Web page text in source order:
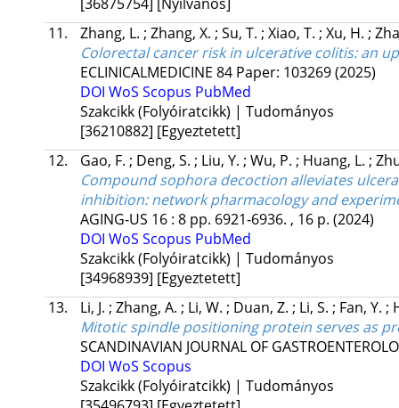
[36875754] [Nyilvános]
11.
Zhang, L. ; Zhang, X. ; Su, T. ; Xiao, T. ; Xu, H. ;
Colorectal cancer risk in ulcerative colitis: an
ECLINICALMEDICINE 84 Paper: 103269(2025)
DOI WoS Scopus PubMed
Szakcikk (Folyóiratcikk) | Tudományos
[36210882] [Egyeztetett]
12.
Gao, F. ; Deng, S. ; Liu, Y. ; Wu, P. ; Huang, L. ;
Compound sophora decoction alleviates
inhibition: network pharmacology and
AGING-US 16: 8 pp. 6921-6936. , 16 p. (2024)
DOI WoS Scopus PubMed
Szakcikk (Folyóiratcikk) | Tudományos
[34968939] [Egyeztetett]
13.
Li, J. ; Zhang, A. ; Li, W. ; Duan, Z. ; Li, S. ; Fan, Y. ;
Mitotic spindle positioning protein serves as
SCANDINAVIAN JOURNAL OF
DOI WoS Scopus
Szakcikk (Folyóiratcikk) | Tudományos